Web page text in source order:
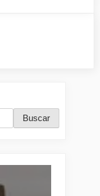
Buscar